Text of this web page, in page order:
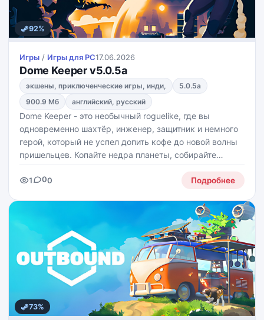
92%
Игры / Игры для PС17.06.2026
Dome Keeper v5.0.5a
экшены, приключенческие игры, инди,
5.0.5a
900.9 Мб
английский, русский
Dome Keeper - это необычный roguelike, где вы
одновременно шахтёр, инженер, защитник и немного
герой, который не успел допить кофе до новой волны
пришельцев. Копайте недра планеты, собирайте
ресурсы, находите древние артефакты и превращайте
всё это в полезные улучшения, чтобы ваш купол не
1 00 Подробнее
73%